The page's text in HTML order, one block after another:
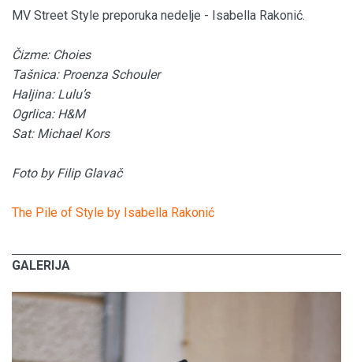
MV Street Style preporuka nedelje - Isabella Rakonić.
Čizme: Choies
Tašnica: Proenza Schouler
Haljina: Lulu’s
Ogrlica: H&M
Sat: Michael Kors
Foto by Filip Glavač
The Pile of Style by Isabella Rakonić
GALERIJA